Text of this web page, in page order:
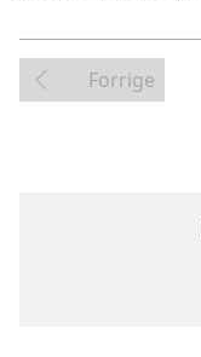
Forrige